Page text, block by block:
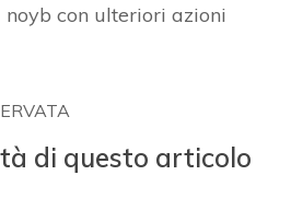
noyb con ulteriori azioni
di questo articolo